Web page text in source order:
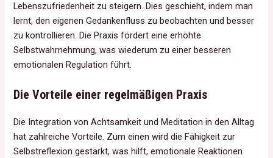
Lebenszufriedenheit zu steigern. Dies geschieht, indem man
lernt, den eigenen Gedankenfluss zu beobachten und besser
zu kontrollieren. Die Praxis fördert eine erhöhte
Selbstwahrnehmung, was wiederum zu einer besseren
emotionalen Regulation führt.
Die Vorteile einer regelmäßigen Praxis
Die Integration von Achtsamkeit und Meditation in den Alltag
hat zahlreiche Vorteile. Zum einen wird die Fähigkeit zur
Selbstreflexion gestärkt, was hilft, emotionale Reaktionen